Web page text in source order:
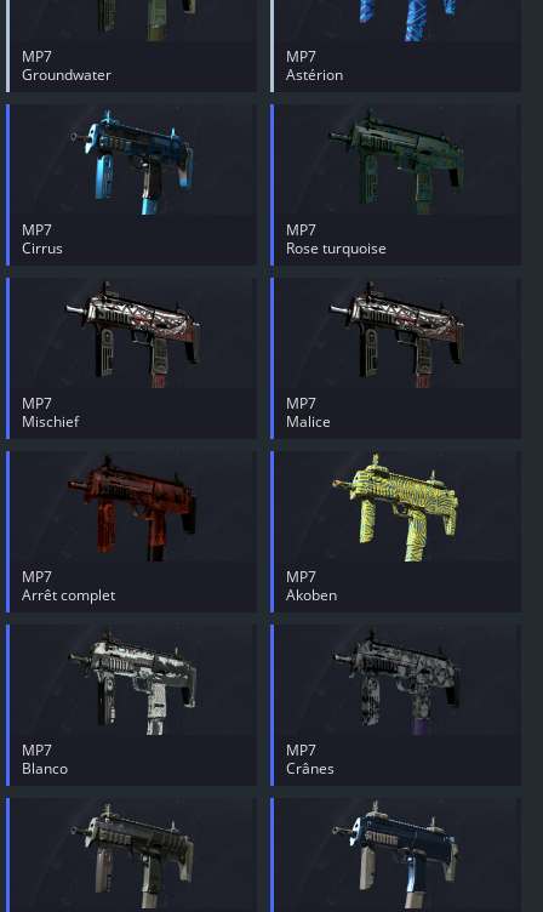
MP7
Groundwater
MP7
Astérion
MP7
Cirrus
MP7
Rose turquoise
MP7
Mischief
MP7
Malice
MP7
Arrêt complet
MP7
Akoben
MP7
Blanco
MP7
Crânes